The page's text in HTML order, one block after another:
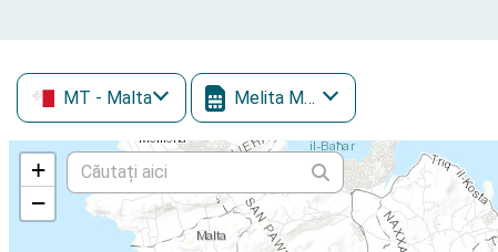
MT - Malta Melita Mobile
+
−